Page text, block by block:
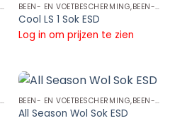
BEEN- EN VOETBESCHERMING,BEEN- EN VOETBESCHERMING TOEBEHOREN,SOKKEN BEEN- EN VOETBESCHERMING,BEEN- EN VOETBESCHERMING TOEBEHOREN,SOKKEN
Cool LS 1 Sok ESD
Log in om prijzen te zien
BEEN- EN VOETBESCHERMING,BEEN- EN VOETBESCHERMING TOEBEHOREN,SOKKEN BEEN- EN VOETBESCHERMING,BEEN- EN VOETBESCHERMING TOEBEHOREN,SOKKEN
All Season Wol Sok ESD